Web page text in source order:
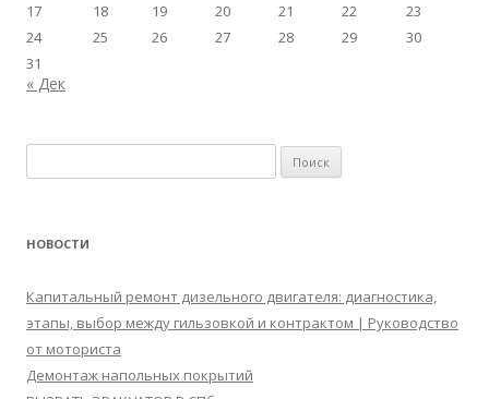
17
18 19 20 21 22
23
24
25 26 27 28 29
30
31
« Дек
НОВОСТИ
Капитальный ремонт дизельного двигателя: диагностика,
этапы, выбор между гильзовкой и контрактом | Руководство
от моториста
Демонтаж напольных покрытий